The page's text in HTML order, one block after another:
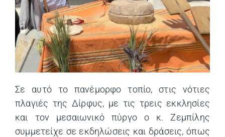
Σε αυτό το πανέμορφο τοπίο, στις νότιες
πλαγιές της Δίρφυς, με τις τρεις εκκλησίες
και τον μεσαιωνικό πύργο ο κ. Ζεμπίλης
συμμετείχε σε εκδηλώσεις και δράσεις, όπως